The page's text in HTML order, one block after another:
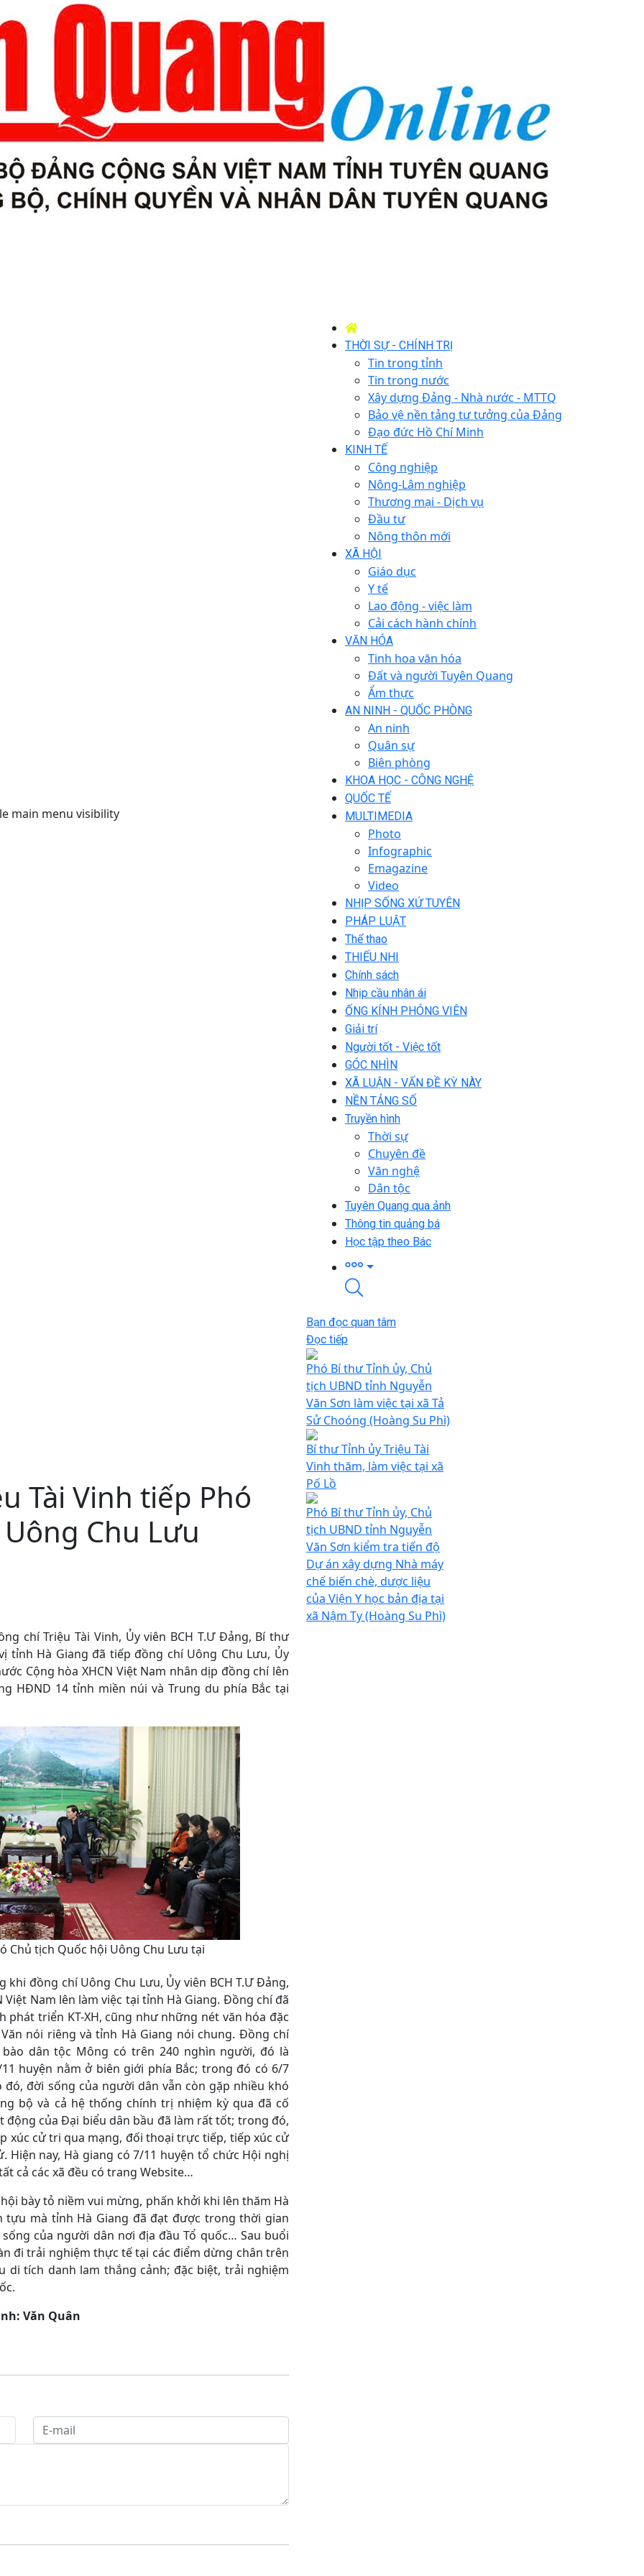
main menu visibility
THỜI SỰ - CHÍNH TRỊ
Tin trong tỉnh
Tin trong nước
Xây dựng Đảng - Nhà nước - MTTQ
Bảo vệ nền tảng tư tưởng của Đảng
Đạo đức Hồ Chí Minh
KINH TẾ
Công nghiệp
Nông-Lâm nghiệp
Thương mại - Dịch vụ
Đầu tư
Nông thôn mới
XÃ HỘI
Giáo dục
Y tế
Lao động - việc làm
Cải cách hành chính
VĂN HÓA
Tinh hoa văn hóa
Đất và người Tuyên Quang
Ẩm thực
AN NINH - QUỐC PHÒNG
An ninh
Quân sự
Biên phòng
KHOA HỌC - CÔNG NGHỆ
QUỐC TẾ
MULTIMEDIA
Photo
Infographic
Emagazine
Video
NHỊP SỐNG XỨ TUYÊN
PHÁP LUẬT
Thể thao
THIẾU NHI
Chính sách
Nhịp cầu nhân ái
ỐNG KÍNH PHÓNG VIÊN
Giải trí
Người tốt - Việc tốt
GÓC NHÌN
XÃ LUẬN - VẤN ĐỀ KỲ NÀY
NỀN TẢNG SỐ
Truyền hình
Thời sự
Chuyên đề
Văn nghệ
Dân tộc
Tuyên Quang qua ảnh
Thông tin quảng bá
Học tập theo Bác
Tài Vinh tiếp Phó
Chu Lưu
chí Triệu Tài Vinh, Ủy viên BCH T.Ư Đảng, Bí thư
tỉnh Hà Giang đã tiếp đồng chí Uông Chu Lưu, Ủy
Cộng hòa XHCN Việt Nam nhân dịp đồng chí lên
HĐND 14 tỉnh miền núi và Trung du phía Bắc tại
Chủ tịch Quốc hội Uông Chu Lưu tại
đồng chí Uông Chu Lưu, Ủy viên BCH T.Ư Đảng,
Nam lên làm việc tại tỉnh Hà Giang. Đồng chí đã
triển KT-XH, cũng như những nét văn hóa đặc
nói riêng và tỉnh Hà Giang nói chung. Đồng chí
dân tộc Mông có trên 240 nghìn người, đó là
huyện nằm ở biên giới phía Bắc; trong đó có 6/7
đời sống của người dân vẫn còn gặp nhiều khó
bộ và cả hệ thống chính trị nhiệm kỳ qua đã cố
động của Đại biểu dân bầu đã làm rất tốt; trong đó,
xúc cử tri qua mạng, đối thoại trực tiếp, tiếp xúc cử
nay, Hà giang có 7/11 huyện tổ chức Hội nghị
cả các xã đều có trang Website…
bày tỏ niềm vui mừng, phấn khởi khi lên thăm Hà
mà tỉnh Hà Giang đã đạt được trong thời gian
của người dân nơi địa đầu Tổ quốc… Sau buổi
đi trải nghiệm thực tế tại các điểm dừng chân trên
di tích danh lam thắng cảnh; đặc biệt, trải nghiệm
Văn Quân
Bạn đọc quan tâm
Đọc tiếp
Phó Bí thư Tỉnh ủy, Chủ
tịch UBND tỉnh Nguyễn
Văn Sơn làm việc tại xã Tả
Sử Choóng (Hoàng Su Phì)
Bí thư Tỉnh ủy Triệu Tài
Vinh thăm, làm việc tại xã
Pố Lồ
Phó Bí thư Tỉnh ủy, Chủ
tịch UBND tỉnh Nguyễn
Văn Sơn kiểm tra tiến độ
Dự án xây dựng Nhà máy
chế biến chè, dược liệu
của Viện Y học bản địa tại
xã Nậm Ty (Hoàng Su Phì)